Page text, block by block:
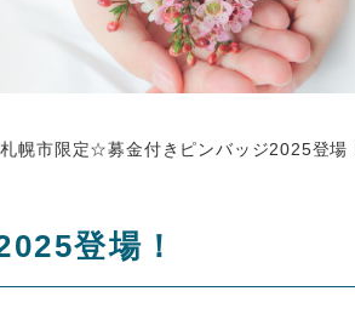
市限定☆募金付きピンバッジ2025登場
登場！